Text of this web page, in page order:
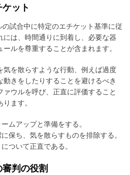
ット
試合中に特定のエチケット基準に従
には、時間通りに到着し、必要な器
ルを尊重することが含まれます。
気を散らすような行動、例えば過度
きをしたりすることを避けるべき
ウルを呼び、正直に評価すること
ます。
ムアップと準備をする。
保ち、気を散らすものを排除する。
ついて正直である。
判の役割